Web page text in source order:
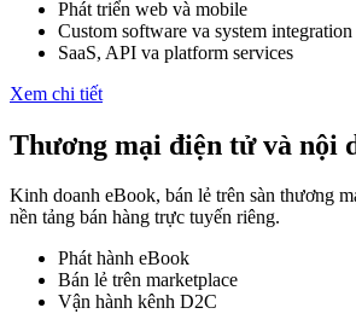
Phát triển web và mobile
Custom software va system integration
SaaS, API va platform services
Xem chi tiết
Thương mại điện tử và nội
Kinh doanh eBook, bán lẻ trên sàn thương
nền tảng bán hàng trực tuyến riêng.
Phát hành eBook
Bán lẻ trên marketplace
Vận hành kênh D2C